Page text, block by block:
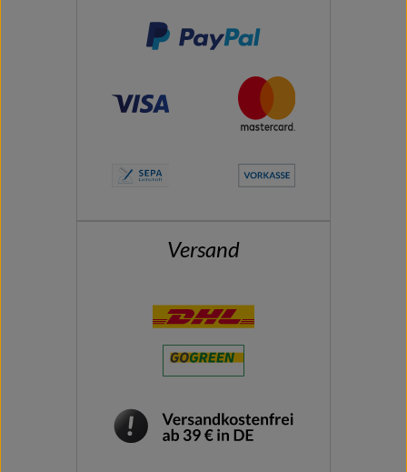
Versand